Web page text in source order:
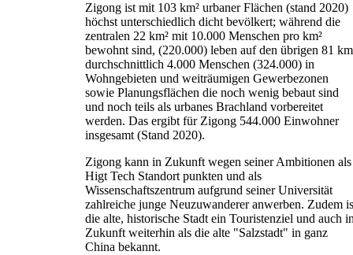
Zigong ist mit 103 km² urbaner Flächen (stand 2020)
höchst unterschiedlich dicht bevölkert; während die
zentralen 22 km² mit 10.000 Menschen pro km²
bewohnt sind, (220.000) leben auf den übrigen 81
durchschnittlich 4.000 Menschen (324.000) in
Wohngebieten und weiträumigen Gewerbezonen
sowie Planungsflächen die noch wenig bebaut sind
und noch teils als urbanes Brachland vorbereitet
werden. Das ergibt für Zigong 544.000 Einwohner
insgesamt (Stand 2020).
Zigong kann in Zukunft wegen seiner Ambitionen als
Higt Tech Standort punkten und als
Wissenschaftszentrum aufgrund seiner Universität
zahlreiche junge Neuzuwanderer anwerben. Zudem
die alte, historische Stadt ein Touristenziel und auch
Zukunft weiterhin als die alte "Salzstadt" in ganz
China bekannt.